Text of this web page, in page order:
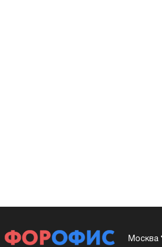
Москва